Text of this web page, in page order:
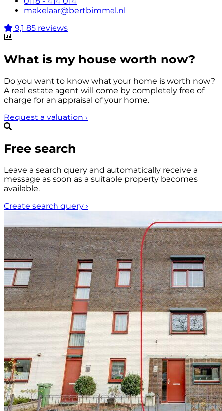
makelaar@bertbimmel.nl
9,1 85 reviews
What is my house worth now?
Do you want to know what your home is worth now?
A real estate agent will come by completely free of
charge for an appraisal of your home.
Request a valuation ›
Free search
Leave a search query and automatically receive a
message as soon as a suitable property becomes
available.
Create search query ›